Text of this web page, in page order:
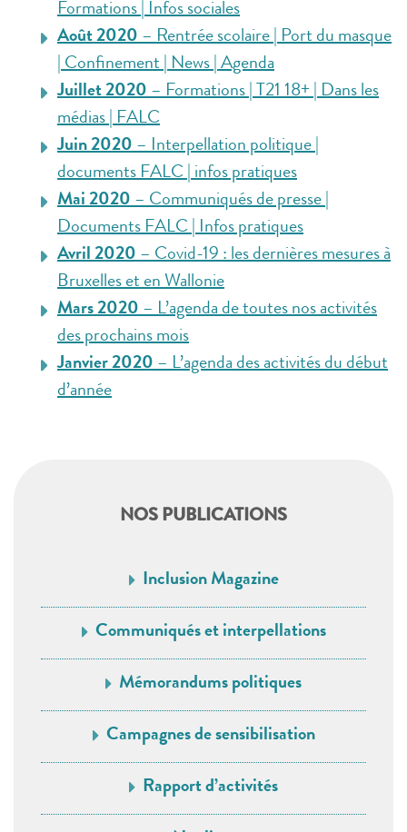
NOS PUBLICATIONS
Inclusion Magazine
Communiqués et interpellations
Mémorandums politiques
Campagnes de sensibilisation
Rapport d’activités
Formations | Infos sociales
Août 2020– Rentrée scolaire | Port du masque
| Confinement | News | Agenda
Juillet 2020– Formations | T21 18+ | Dans les
médias | FALC
Juin 2020– Interpellation politique |
documents FALC | infos pratiques
Mai 2020– Communiqués de presse |
Documents FALC | Infos pratiques
Avril 2020– Covid-19 : les dernières mesures à
Bruxelles et en Wallonie
Mars 2020– L’agenda de toutes nos activités
des prochains mois
Janvier 2020– L’agenda des activités du début
d’année